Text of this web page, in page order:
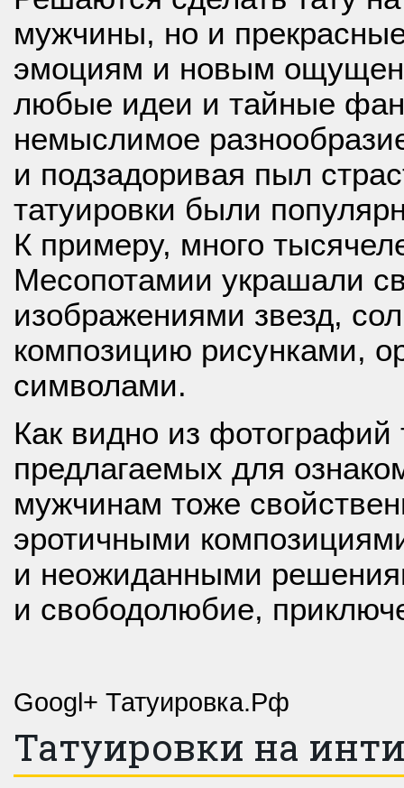
мужчины, но и
эмоциям и новым
любые идеи и тайные
немыслимое
и подзадоривая пыл
татуировки были
К примеру, много
Месопотамии украшали
изображениями звезд,
композицию рисунками,
символами.
Как видно из фотографий
предлагаемых для
мужчинам тоже
эротичными
и неожиданными
и свободолюбие,
Googl+ Татуировка.Рф
Татуировки на